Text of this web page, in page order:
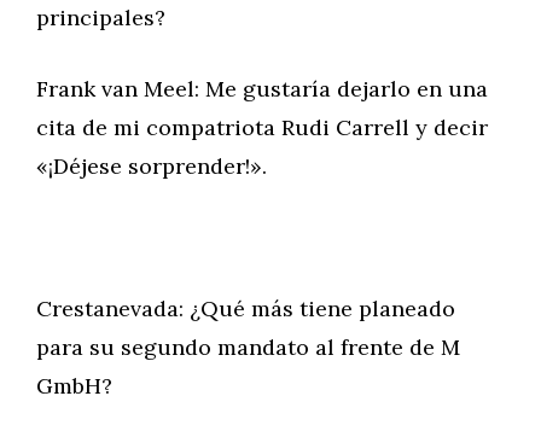
principales?
Frank van Meel: Me gustaría dejarlo en una
cita de mi compatriota Rudi Carrell y decir
«¡Déjese sorprender!».
Crestanevada: ¿Qué más tiene planeado
para su segundo mandato al frente de M
GmbH?